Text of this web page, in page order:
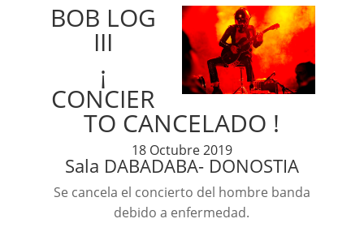
BOB LOG
III
¡
CONCIER
TO CANCELADO !
18 Octubre 2019
Sala DABADABA- DONOSTIA
Se cancela el concierto del hombre banda
debido a enfermedad.